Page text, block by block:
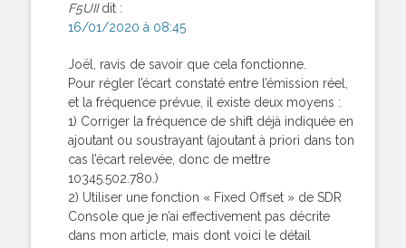
F5UII dit :
16/01/2020 à 08:45
Joël, ravis de savoir que cela fonctionne.
Pour régler l’écart constaté entre l’émission réel,
et la fréquence prévue, il existe deux moyens :
1) Corriger la fréquence de shift déjà indiquée en
ajoutant ou soustrayant (ajoutant à priori dans ton
cas l’écart relevée, donc de mettre
10345.502.780.)
2) Utiliser une fonction « Fixed Offset » de SDR
Console que je n’ai effectivement pas décrite
dans mon article, mais dont voici le détail